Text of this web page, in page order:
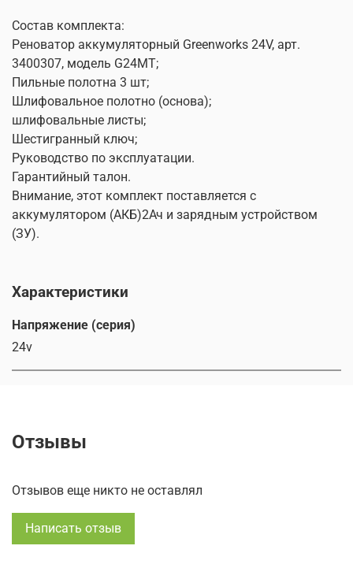
Состав комплекта:
Реноватор аккумуляторный Greenworks 24V, арт.
3400307, модель G24MT;
Пильные полотна 3 шт;
Шлифовальное полотно (основа);
шлифовальные листы;
Шестигранный ключ;
Руководство по эксплуатации.
Гарантийный талон.
Внимание, этот комплект поставляется с
аккумулятором (АКБ)2Ач и зарядным устройством
(ЗУ).
Характеристики
Напряжение (серия)
24v
Отзывы
Отзывов еще никто не оставлял
Написать отзыв